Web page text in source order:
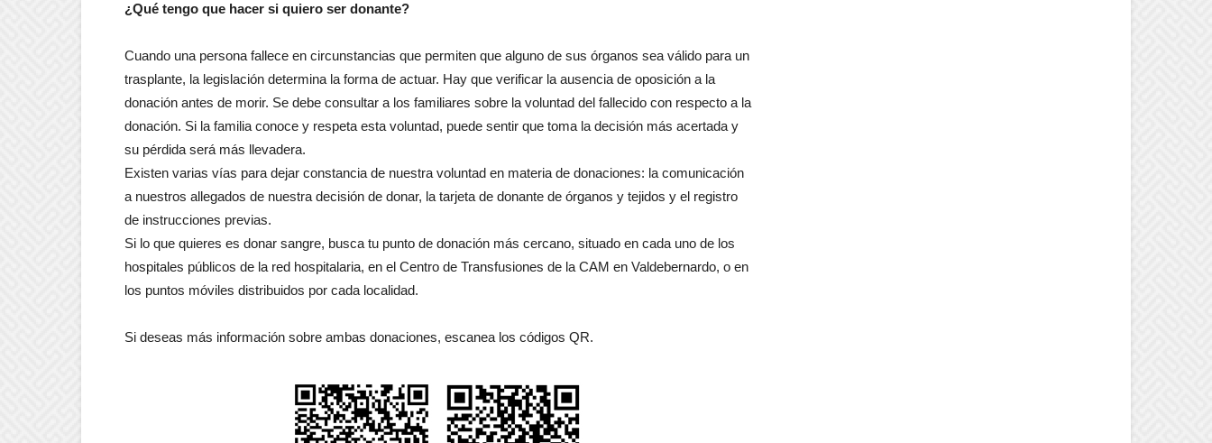
¿Qué tengo que hacer si quiero ser donante?
Cuando una persona fallece en circunstancias que permiten que alguno de sus órganos sea válido para un
trasplante, la legislación determina la forma de actuar. Hay que verificar la ausencia de oposición a la
donación antes de morir. Se debe consultar a los familiares sobre la voluntad del fallecido con respecto a la
donación. Si la familia conoce y respeta esta voluntad, puede sentir que toma la decisión más acertada y
su pérdida será más llevadera.
Existen varias vías para dejar constancia de nuestra voluntad en materia de donaciones: la comunicación
a nuestros allegados de nuestra decisión de donar, la tarjeta de donante de órganos y tejidos y el registro
de instrucciones previas.
Si lo que quieres es donar sangre, busca tu punto de donación más cercano, situado en cada uno de los
hospitales públicos de la red hospitalaria, en el Centro de Transfusiones de la CAM en Valdebernardo, o en
los puntos móviles distribuidos por cada localidad.
Si deseas más información sobre ambas donaciones, escanea los códigos QR.